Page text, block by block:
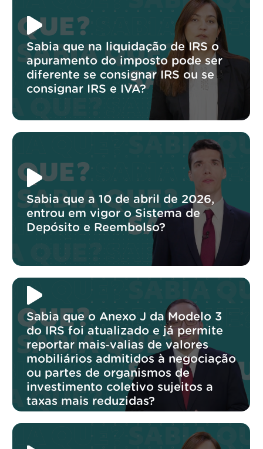
Sabia que na liquidação de IRS o
apuramento do imposto pode ser
diferente se consignar IRS ou se
consignar IRS e IVA?
Sabia que a 10 de abril de 2026,
entrou em vigor o Sistema de
Depósito e Reembolso?
Sabia que o Anexo J da Modelo 3
do IRS foi atualizado e já permite
reportar mais‑valias de valores
mobiliários admitidos à negociação
ou partes de organismos de
investimento coletivo sujeitos a
taxas mais reduzidas?